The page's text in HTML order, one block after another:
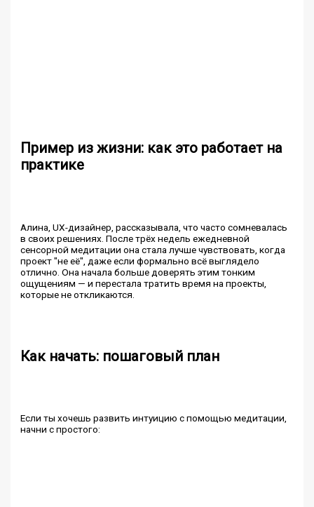
Пример из жизни: как это работает на
практике
Алина, UX-дизайнер, рассказывала, что часто сомневалась
в своих решениях. После трёх недель ежедневной
сенсорной медитации она стала лучше чувствовать, когда
проект "не её", даже если формально всё выглядело
отлично. Она начала больше доверять этим тонким
ощущениям — и перестала тратить время на проекты,
которые не откликаются.
Как начать: пошаговый план
Если ты хочешь развить интуицию с помощью медитации,
начни с простого: